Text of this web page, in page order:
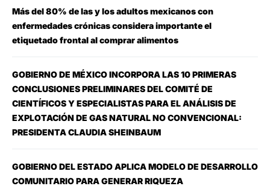
Más del 80% de las y los adultos mexicanos con
enfermedades crónicas considera importante el
etiquetado frontal al comprar alimentos
GOBIERNO DE MÉXICO INCORPORA LAS 10 PRIMERAS
CONCLUSIONES PRELIMINARES DEL COMITÉ DE
CIENTÍFICOS Y ESPECIALISTAS PARA EL ANÁLISIS DE
EXPLOTACIÓN DE GAS NATURAL NO CONVENCIONAL:
PRESIDENTA CLAUDIA SHEINBAUM
GOBIERNO DEL ESTADO APLICA MODELO DE DESARROLLO
COMUNITARIO PARA GENERAR RIQUEZA